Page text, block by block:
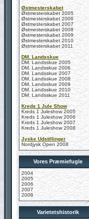
Østmesterskabet
Østmesterskabet 2005
Østmesterskabet 2006
Østmesterskabet 2007
Østmesterskabet 2008
Østmesterskabet 2009
Østmesterskabet 2010
Østmesterskabet 2011
DM. Landsskue
DM. Landsskue 2005
DM. Landsskue 2006
DM. Landsskue 2007
DM. Landsskue 2008
DM. Landsskue 2009
DM. Landsskue 2010
DM. Landsskue 2011
Kreds 1 Jule Show
Kreds 1 Juleshow 2005
Kreds 1 Juleshow 2006
Kreds 1 Juleshow 2007
Kreds 1 Juleshow 2008
Jyske Udstillinger
Nordjysk Open 2008
Vores Præmiefugle
2004
2005
2006
2007
2008
Varietetshistorik